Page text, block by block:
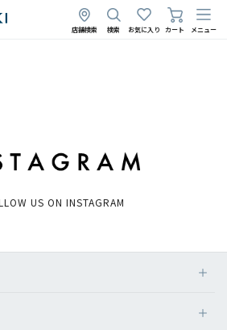
店舗検索 検索 お気に入り カート メニュー
US ON INSTAGRAM